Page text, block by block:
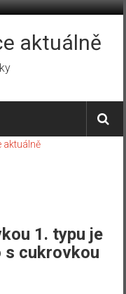
aktuálně
1. typu je
s cukrovkou